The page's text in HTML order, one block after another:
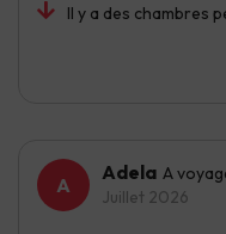
Il y a des chambres
Adela A
Juillet 2026